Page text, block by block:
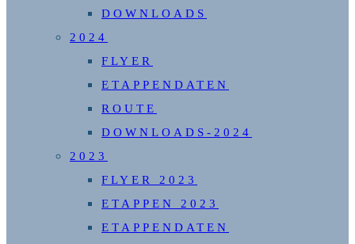
DOWNLOADS
2024
FLYER
ETAPPENDATEN
ROUTE
DOWNLOADS-2024
2023
FLYER 2023
ETAPPEN 2023
ETAPPENDATEN